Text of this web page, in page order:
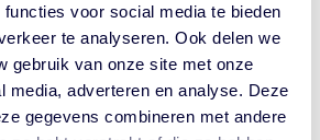
voor social media te bieden
te analyseren. Ook delen we
gebruik van onze site met onze
media, adverteren en analyse. Deze
gegevens combineren met andere
is uiteindelijk één reglement
lid van de Werkgroep
al meer dan twintig jaar bij
van de afdelings- en landelijke